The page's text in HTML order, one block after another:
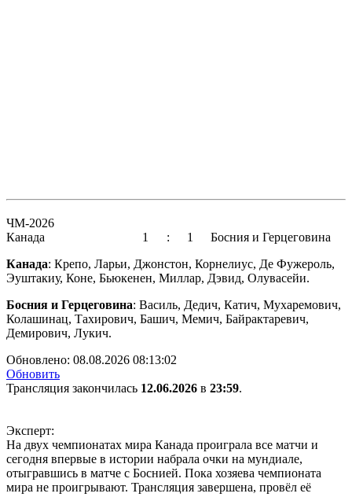
ЧМ-2026
Канада
1 : 1
Босния и Герцеговина
Канада: Крепо, Ларьи, Джонстон, Корнелиус, Де Фужероль,
Эуштакиу, Коне, Бьюкенен, Миллар, Дэвид, Олувасейи.
Босния и Герцеговина: Василь, Дедич, Катич, Мухаремович,
Колашинац, Тахирович, Башич, Мемич, Байрактаревич,
Демирович, Лукич.
Обновлено: 08.08.2026 08:13:02
Обновить
Трансляция закончилась 12.06.2026 в 23:59.
Эксперт:
На двух чемпионатах мира Канада проиграла все матчи и
сегодня впервые в истории набрала очки на мундиале,
отыгравшись в матче с Боснией. Пока хозяева чемпионата
мира не проигрывают. Трансляция завершена, провёл её